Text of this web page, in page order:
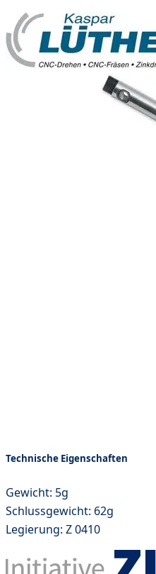
Technische Eigenschaften
Gewicht: 5g
Schlussgewicht: 62g
Legierung: Z 0410